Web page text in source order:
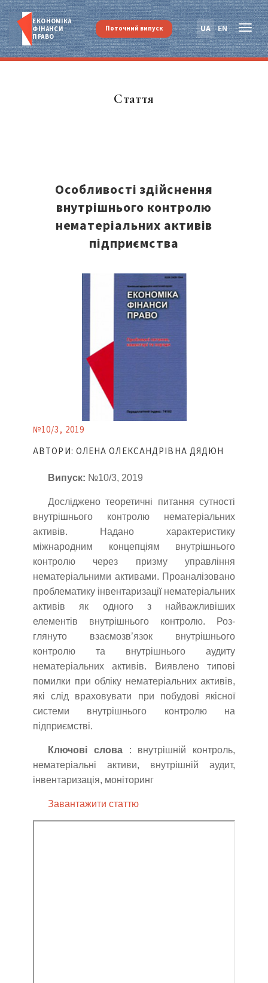
ЕКОНОМІКА
ФІНАНСИ
ПРАВО
UA EN
Поточний випуск
Стаття
Особливості здійснення
внутрішнього контролю
нематеріальних активів
підприємства
№10/3, 2019
АВТОРИ: ОЛЕНА ОЛЕКСАНДРІВНА ДЯДЮН
Випуск: №10/3, 2019
Досліджено теоретичні питання сутності
внутрішнього контролю нематеріальних
активів. Надано характеристику
міжнародним концепціям внутрішнього
контролю через призму управління
нематеріальними активами. Проаналізовано
проблематику інвентаризації нематеріальних
активів як одного з найважливіших
елементів внутрішнього контролю. Роз-
глянуто взаємозв’язок внутрішнього
контролю та внутрішнього аудиту
нематеріальних активів. Виявлено типові
помилки при обліку нематеріальних активів,
які слід враховувати при побудові якісної
системи внутрішнього контролю на
підприємстві.
Ключові слова: внутрішній контроль,
нематеріальні активи, внутрішній аудит,
інвентаризація, моніторинг
Завантажити статтю